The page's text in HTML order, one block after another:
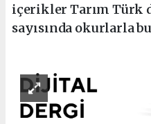
içerikler Tarım Türk
sayısında okurlarla